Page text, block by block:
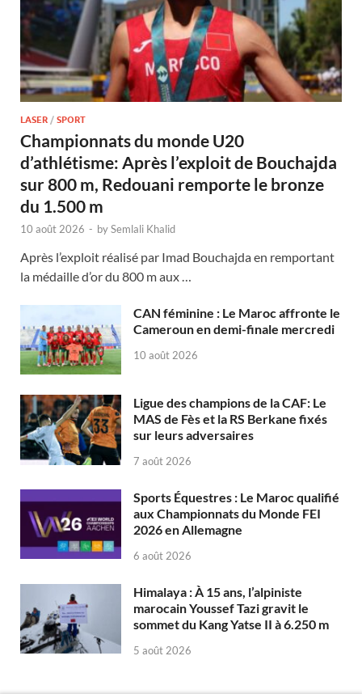
LASER / SPORT
Championnats du monde U20
d’athlétisme: Après l’exploit de Bouchajda
sur 800 m, Redouani remporte le bronze
du 1.500 m
10 août 2026 - bySemlali Khalid
Après l’exploit réalisé par Imad Bouchajda en remportant
la médaille d’or du 800 m aux …
CAN féminine : Le Maroc affronte le
Cameroun en demi-finale mercredi
10 août 2026
Ligue des champions de la CAF: Le
MAS de Fès et la RS Berkane fixés
sur leurs adversaires
7 août 2026
Sports Équestres : Le Maroc qualifié
aux Championnats du Monde FEI
2026 en Allemagne
6 août 2026
Himalaya : À 15 ans, l’alpiniste
marocain Youssef Tazi gravit le
sommet du Kang Yatse II à 6.250 m
5 août 2026